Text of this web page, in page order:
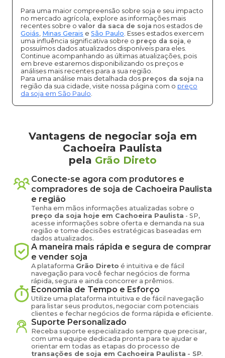
Para uma maior compreensão sobre soja e seu impacto
no mercado agrícola, explore as informações mais
recentes sobre o valor da saca de soja nos estados de
Goiás, Minas Gerais e São Paulo. Esses estados exercem
uma influência significativa sobre o preço da soja, e
possuímos dados atualizados disponíveis para eles.
Continue acompanhando as últimas atualizações, pois
em breve estaremos disponibilizando os preços e
análises mais recentes para a sua região.
Para uma análise mais detalhada dos preços da soja na
região da sua cidade, visite nossa página com o preço
da soja em São Paulo.
Vantagens de negociar soja em
Cachoeira Paulista
pela Grão Direto
Conecte-se agora com produtores e
compradores de soja de Cachoeira Paulista
e região
Tenha em mãos informações atualizadas sobre o
preço da soja hoje em Cachoeira Paulista - SP,
acesse informações sobre oferta e demanda na sua
região e tome decisões estratégicas baseadas em
dados atualizados.
A maneira mais rápida e segura de comprar
e vender soja
A plataforma Grão Direto é intuitiva e de fácil
navegação para você fechar negócios de forma
rápida, segura e ainda concorrer a prêmios.
Economia de Tempo e Esforço
Utilize uma plataforma intuitiva e de fácil navegação
para listar seus produtos, negociar com potenciais
clientes e fechar negócios de forma rápida e eficiente.
Suporte Personalizado
Receba suporte especializado sempre que precisar,
com uma equipe dedicada pronta para te ajudar e
orientar em todas as etapas do processo de
transações de soja em Cachoeira Paulista - SP.